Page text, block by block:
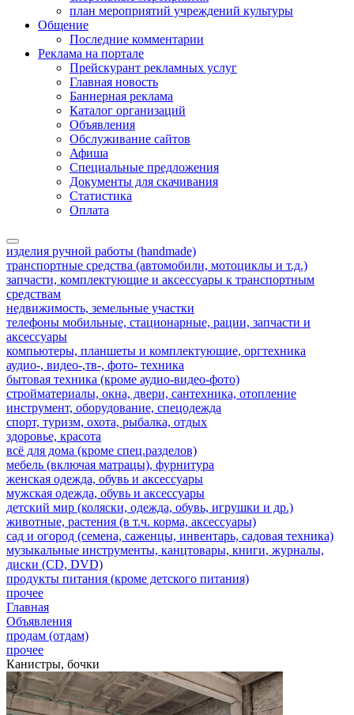
план мероприятий учреждений культуры
Общение
Последние комментарии
Реклама на портале
Прейскурант рекламных услуг
Главная новость
Баннерная реклама
Каталог организаций
Объявления
Обслуживание сайтов
Афиша
Специальные предложения
Документы для скачивания
Статистика
Оплата
изделия ручной работы (handmade)
транспортные средства (автомобили, мотоциклы и т.д.)
запчасти, комплектующие и аксессуары к транспортным
средствам
недвижимость, земельные участки
телефоны мобильные, стационарные, рации, запчасти и
аксессуары
компьютеры, планшеты и комплектующие, оргтехника
аудио-, видео-,тв-, фото- техника
бытовая техника (кроме аудио-видео-фото)
стройматериалы, окна, двери, сантехника, отопление
инструмент, оборудование, спецодежда
спорт, туризм, охота, рыбалка, отдых
здоровье, красота
всё для дома (кроме спец.разделов)
мебель (включая матрацы), фурнитура
женская одежда, обувь и аксессуары
мужская одежда, обувь и аксессуары
детский мир (коляски, одежда, обувь, игрушки и др.)
животные, растения (в т.ч. корма, аксессуары)
сад и огород (семена, саженцы, инвентарь, садовая техника)
музыкальные инструменты, канцтовары, книги, журналы,
диски (CD, DVD)
продукты питания (кроме детского питания)
прочее
Главная
Объявления
продам (отдам)
прочее
Канистры, бочки